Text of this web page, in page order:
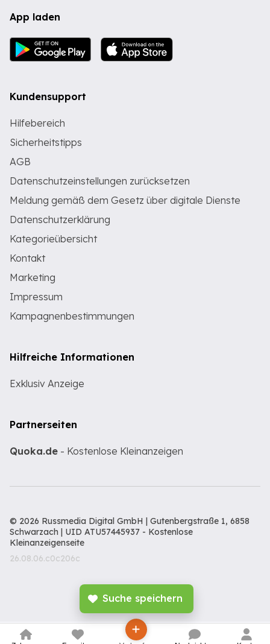
Suche speichern
App laden
Kundensupport
Hilfebereich
Sicherheitstipps
AGB
Datenschutzeinstellungen zurücksetzen
Meldung gemäß dem Gesetz über digitale Dienste
Datenschutzerklärung
Kategorieübersicht
Kontakt
Marketing
Impressum
Kampagnenbestimmungen
Hilfreiche Informationen
Exklusiv Anzeige
Partnerseiten
Quoka.de - Kostenlose Kleinanzeigen
© 2026 Russmedia Digital GmbH | Gutenbergstraße 1, 6858
Schwarzach | UID ATU57445937 - Kostenlose
Kleinanzeigenseite
26.08.06.c0c206c